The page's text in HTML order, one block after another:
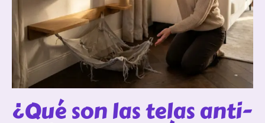
¿Qué son las telas anti-